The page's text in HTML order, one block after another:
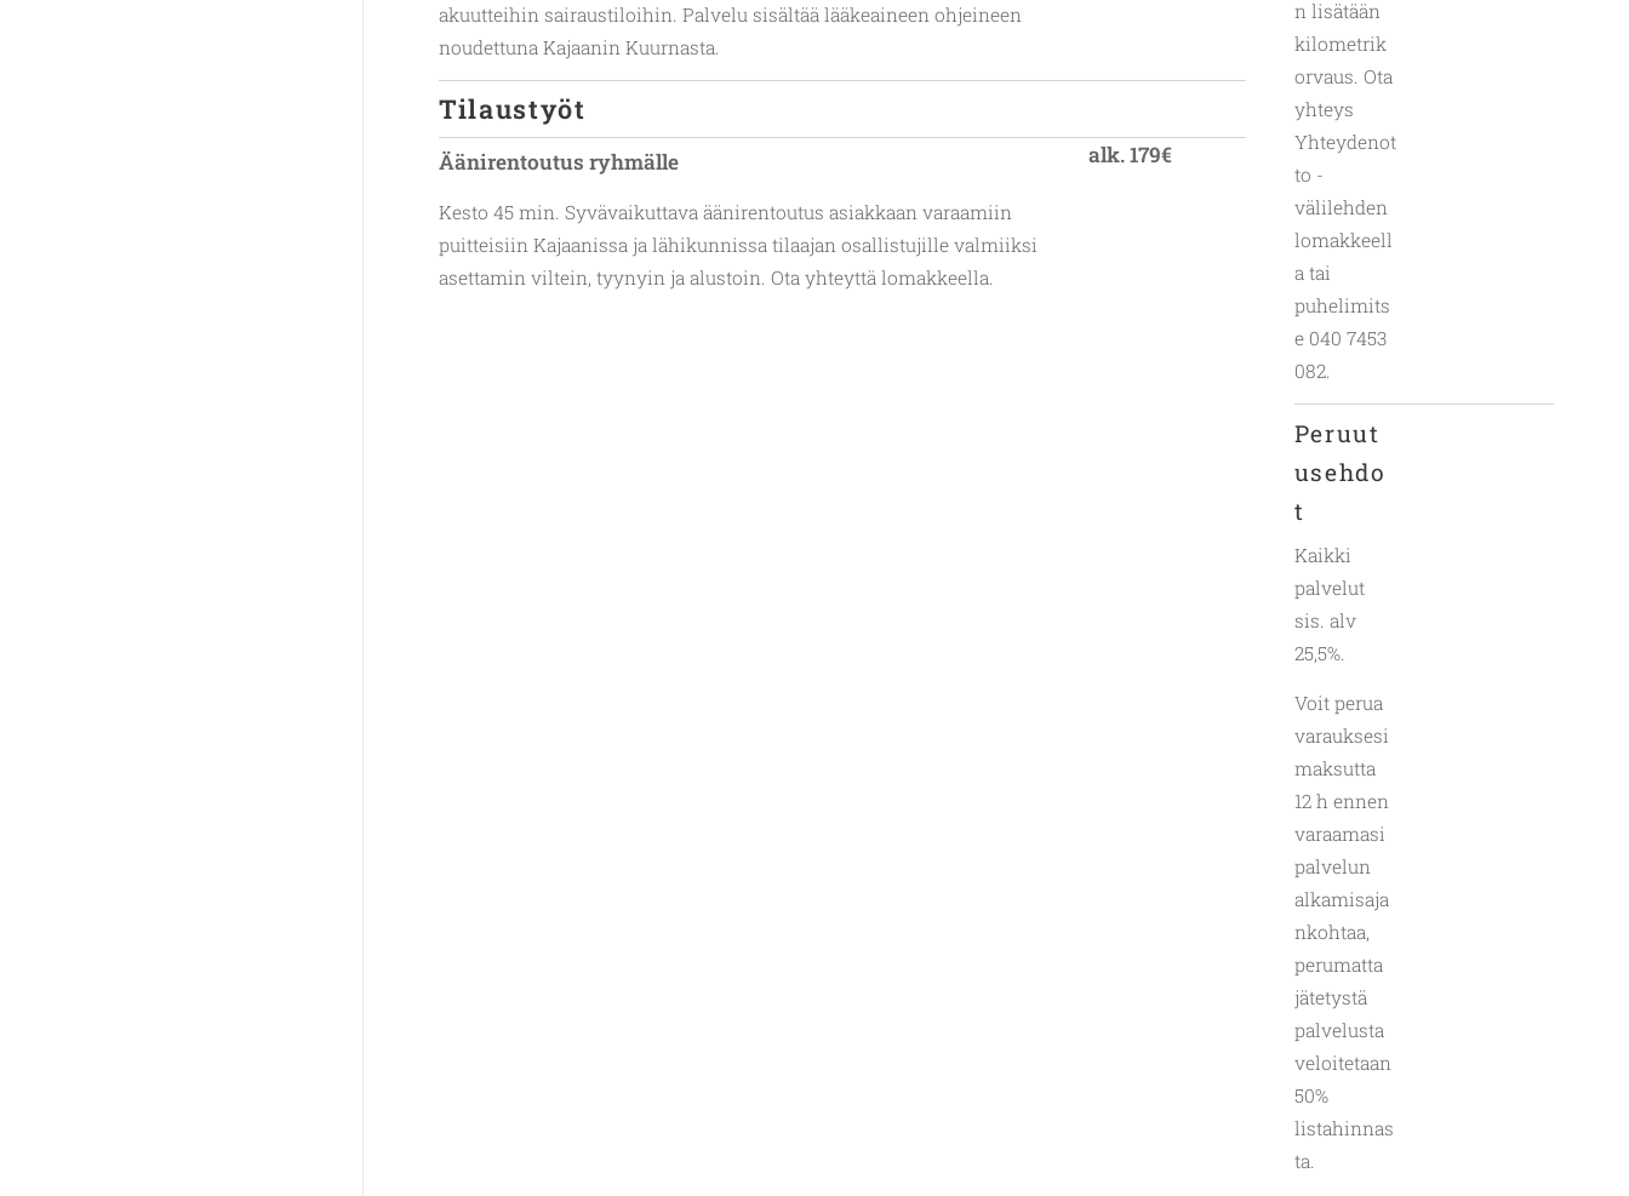
akuutteihin sairaustiloihin. Palvelu sisältää lääkeaineen ohjeineen
noudettuna Kajaanin Kuurnasta.
Tilaustyöt
Äänirentoutus ryhmälle
Kesto 45 min. Syvävaikuttava äänirentoutus asiakkaan varaamiin
puitteisiin Kajaanissa ja lähikunnissa tilaajan osallistujille valmiiksi
asettamin viltein, tyynyin ja alustoin. Ota yhteyttä lomakkeella.
alk. 179€
n lisätään
kilometrik
orvaus. Ota
yhteys
Yhteydenot
to -
välilehden
lomakkeell
a tai
puhelimits
e 040 7453
082.
Peruut
usehdo
t
Kaikki
palvelut
sis. alv
25,5%.
Voit perua
varauksesi
maksutta
12 h ennen
varaamasi
palvelun
alkamisaja
nkohtaa,
perumatta
jätetystä
palvelusta
veloitetaan
50%
listahinnas
ta.